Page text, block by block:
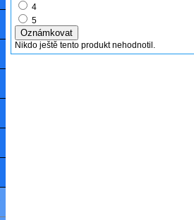
4
5
Nikdo ještě tento produkt nehodnotil.